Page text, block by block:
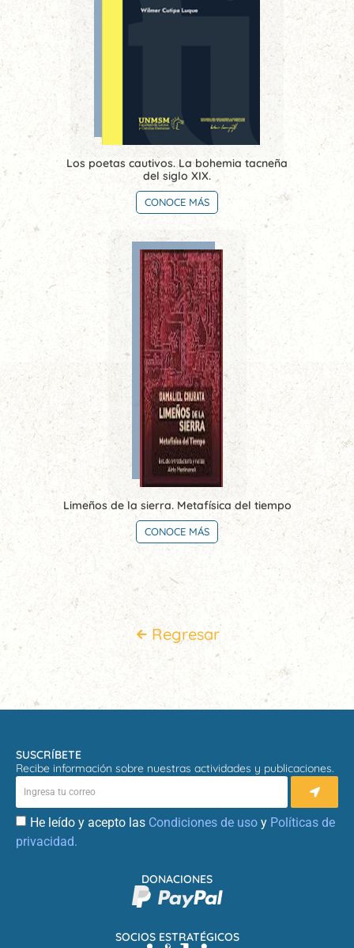
Los poetas cautivos. La bohemia tacneña
del siglo XIX.
CONOCE MÁS
Limeños de la sierra. Metafísica del tiempo
CONOCE MÁS
Regresar
SUSCRÍBETE
Recibe información sobre nuestras actividades y publicaciones.
He leído y acepto las Condiciones de uso y Políticas de
privacidad.
SOCIOS ESTRATÉGICOS
DONACIONES